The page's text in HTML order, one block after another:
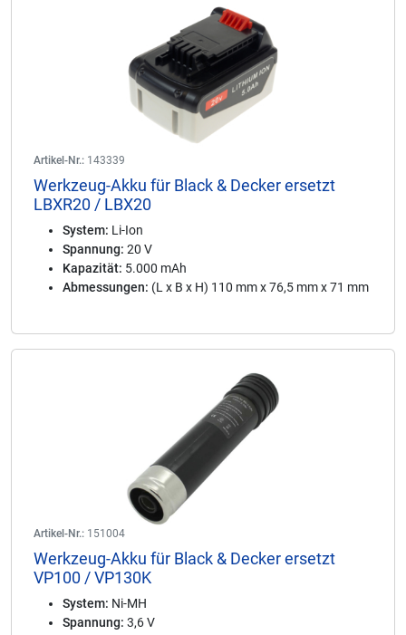
Artikel-Nr.: 143339
Werkzeug-Akku für Black & Decker ersetzt
LBXR20 / LBX20
System: Li-Ion
Spannung: 20 V
Kapazität: 5.000 mAh
Abmessungen: (L x B x H) 110 mm x 76,5 mm x 71 mm
Artikel-Nr.: 151004
Werkzeug-Akku für Black & Decker ersetzt
VP100 / VP130K
System: Ni-MH
Spannung: 3,6 V